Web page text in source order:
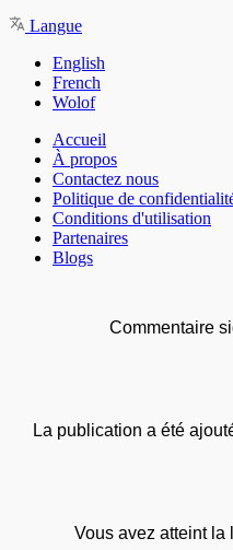
Langue
English
French
Wolof
Accueil
À propos
Contactez nous
Politique de
Conditions d'utilisation
Partenaires
Blogs
Commentaire
La publication a été
Vous avez atteint la